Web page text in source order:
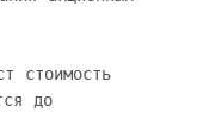
стоимость
до